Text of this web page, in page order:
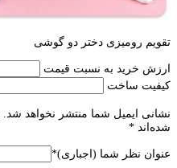
تقویم رومیزی دختر دو گوشی
ارزش خرید به نسبت قیمت
کیفیت ساخت
نشانی ایمیل شما منتشر نخواهد شد.
شده‌اند *
عنوان نظر شما (اجباری)*